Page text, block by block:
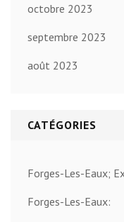
octobre 2023
septembre 2023
août 2023
CATÉGORIES
Forges-Les-Eaux;
Forges-Les-Eaux: